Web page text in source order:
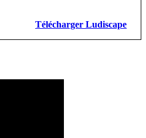
Télécharger Ludiscape